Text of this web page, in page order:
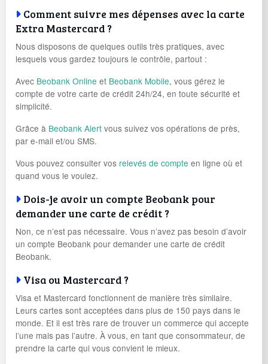
Comment suivre mes dépenses avec la carte
Extra Mastercard ?
Nous disposons de quelques outils très pratiques, avec
lesquels vous gardez toujours le contrôle, partout :
Avec Beobank Online et Beobank Mobile, vous gérez le
compte de votre carte de crédit 24h/24, en toute sécurité et
simplicité.
Grâce à Beobank Alert vous suivez vos opérations de près,
par e-mail et/ou SMS.
Vous pouvez consulter vos relevés de compte en ligne où et
quand vous le voulez.
Dois-je avoir un compte Beobank pour
demander une carte de crédit ?
Non, ce n’est pas nécessaire. Vous n’avez pas besoin d’avoir
un compte Beobank pour demander une carte de crédit
Beobank.
Visa ou Mastercard ?
Visa et Mastercard fonctionnent de manière très similaire.
Leurs cartes sont acceptées dans plus de 150 pays dans le
monde. Et il est très rare de trouver un commerce qui accepte
l’une mais pas l’autre. À vous, en tant que consommateur, de
prendre la carte qui vous convient le mieux.